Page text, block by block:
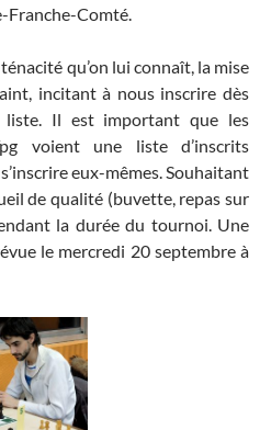
Franche-Comté.
qu’on lui connaît, la mise
incitant à nous inscrire dès
Il est important que les
voient une liste d’inscrits
eux-mêmes. Souhaitant
de qualité (buvette, repas sur
la durée du tournoi. Une
le mercredi 20 septembre à